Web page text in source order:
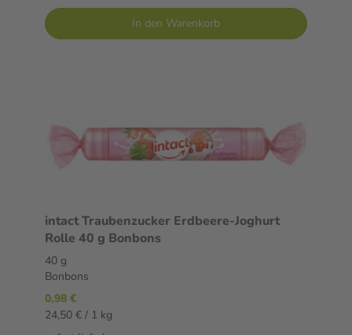
In den Warenkorb
intact Traubenzucker Erdbeere-Joghurt
Rolle 40 g Bonbons
40 g
Bonbons
0,98 €
24,50 € / 1 kg